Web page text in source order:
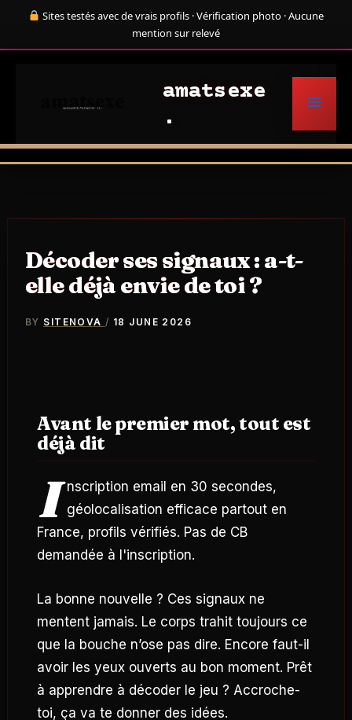
Sites testés avec de vrais profils · Vérification photo · Aucune
mention sur relevé
amatsexe
Décoder ses signaux : a-t-
elle déjà envie de toi ?
BY SITENOVA/ 18 JUNE 2026
Avant le premier mot, tout est
déjà dit
I nscription email en 30 secondes,
géolocalisation efficace partout en
France, profils vérifiés. Pas de CB
demandée à l'inscription.
La bonne nouvelle ? Ces signaux ne
mentent jamais. Le corps trahit toujours ce
que la bouche n’ose pas dire. Encore faut-il
avoir les yeux ouverts au bon moment. Prêt
à apprendre à décoder le jeu ? Accroche-
toi, ça va te donner des idées.